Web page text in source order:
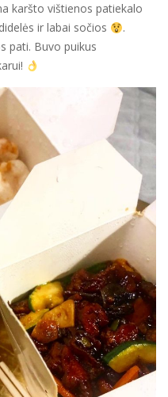
karšto vištienos patiekalo
ir labai sočios
.
pati. Buvo puikus